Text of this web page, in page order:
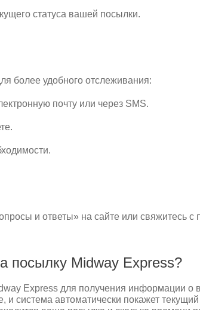
статуса вашей посылки.
более удобного отслеживания:
почту или через SMS.
и ответы» на сайте или свяжитесь
посылку Midway Express?
Express для получения информации о
система автоматически покажет